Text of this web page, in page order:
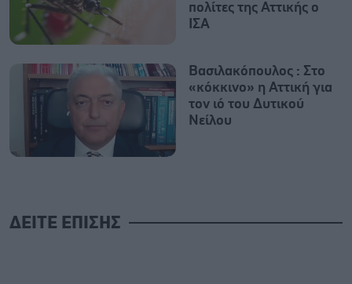
πολίτες της Αττικής ο
ΙΣΑ
Βασιλακόπουλος : Στο
«κόκκινο» η Αττική για
τον ιό του Δυτικού
Νείλου
ΔΕΙΤΕ ΕΠΙΣΗΣ